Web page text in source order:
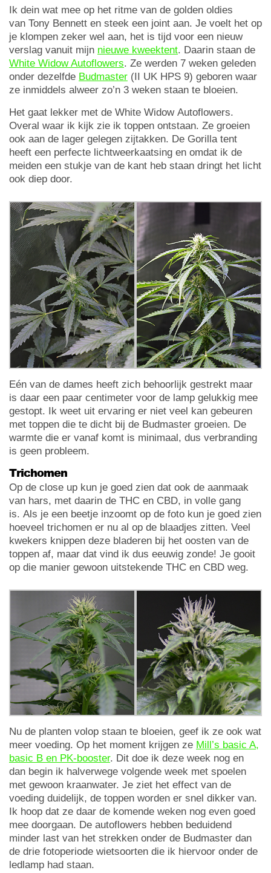
Ik dein wat mee op het ritme van de golden oldies
van Tony Bennett en steek een joint aan. Je voelt het op
je klompen zeker wel aan, het is tijd voor een nieuw
verslag vanuit mijn nieuwe kweektent. Daarin staan de
White Widow Autoflowers. Ze werden 7 weken geleden
onder dezelfde Budmaster (II UK HPS 9) geboren waar
ze inmiddels alweer zo’n 3 weken staan te bloeien.
Het gaat lekker met de White Widow Autoflowers.
Overal waar ik kijk zie ik toppen ontstaan. Ze groeien
ook aan de lager gelegen zijtakken. De Gorilla tent
heeft een perfecte lichtweerkaatsing en omdat ik de
meiden een stukje van de kant heb staan dringt het licht
ook diep door.
Eén van de dames heeft zich behoorlijk gestrekt maar
is daar een paar centimeter voor de lamp gelukkig mee
gestopt. Ik weet uit ervaring er niet veel kan gebeuren
met toppen die te dicht bij de Budmaster groeien. De
warmte die er vanaf komt is minimaal, dus verbranding
is geen probleem.
Trichomen
Op de close up kun je goed zien dat ook de aanmaak
van hars, met daarin de THC en CBD, in volle gang
is. Als je een beetje inzoomt op de foto kun je goed zien
hoeveel trichomen er nu al op de blaadjes zitten. Veel
kwekers knippen deze bladeren bij het oosten van de
toppen af, maar dat vind ik dus eeuwig zonde! Je gooit
op die manier gewoon uitstekende THC en CBD weg.
Nu de planten volop staan te bloeien, geef ik ze ook wat
meer voeding. Op het moment krijgen ze Mill’s basic A,
basic B en PK-booster. Dit doe ik deze week nog en
dan begin ik halverwege volgende week met spoelen
met gewoon kraanwater. Je ziet het effect van de
voeding duidelijk, de toppen worden er snel dikker van.
Ik hoop dat ze daar de komende weken nog even goed
mee doorgaan. De autoflowers hebben beduidend
minder last van het strekken onder de Budmaster dan
de drie fotoperiode wietsoorten die ik hiervoor onder de
ledlamp had staan.